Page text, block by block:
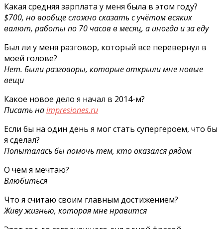
Какая средняя зарплата у меня была в этом году?
$700, но вообще сложно сказать с учётом всяких
валют, работы по 70 часов в месяц, а иногда и за еду
Был ли у меня разговор, который все перевернул в
моей голове?
Нет. Были разговоры, которые открыли мне новые
вещи
Какое новое дело я начал в 2014-м?
Писать наimpresiones.ru
Если бы на один день я мог стать супергероем, что бы
я сделал?
Попыталась бы помочь тем, кто оказался рядом
О чем я мечтаю?
Влюбиться
Что я считаю своим главным достижением?
Живу жизнью, которая мне нравится